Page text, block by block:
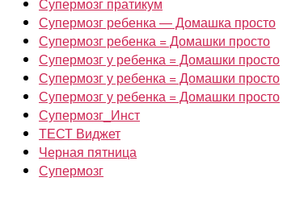
Супермозг ребенка — Домашка просто
Супермозг ребенка = Домашки просто
Супермозг у ребенка = Домашки просто
Супермозг у ребенка = Домашки просто
Супермозг у ребенка = Домашки просто
Супермозг_Инст
ТЕСТ Виджет
Черная пятница
Супермозг